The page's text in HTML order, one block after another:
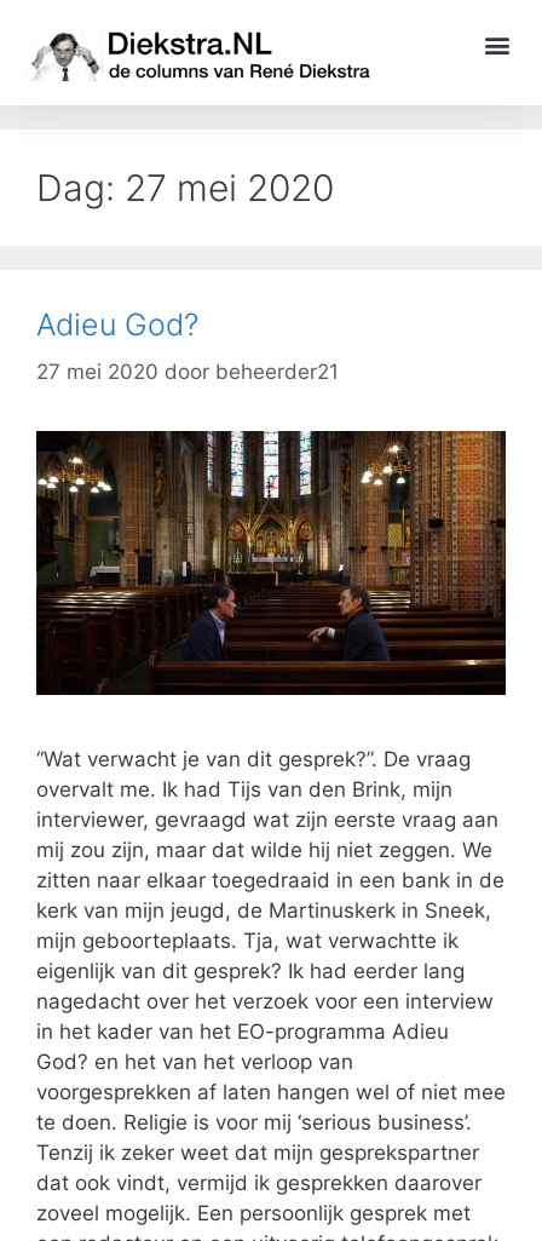
Dag: 27 mei 2020
Adieu God?
27 mei 2020 door beheerder21
“Wat verwacht je van dit gesprek?”. De vraag
overvalt me. Ik had Tijs van den Brink, mijn
interviewer, gevraagd wat zijn eerste vraag aan
mij zou zijn, maar dat wilde hij niet zeggen. We
zitten naar elkaar toegedraaid in een bank in de
kerk van mijn jeugd, de Martinuskerk in Sneek,
mijn geboorteplaats. Tja, wat verwachtte ik
eigenlijk van dit gesprek? Ik had eerder lang
nagedacht over het verzoek voor een interview
in het kader van het EO-programma Adieu
God? en het van het verloop van
voorgesprekken af laten hangen wel of niet mee
te doen. Religie is voor mij ‘serious business’.
Tenzij ik zeker weet dat mijn gesprekspartner
dat ook vindt, vermijd ik gesprekken daarover
zoveel mogelijk. Een persoonlijk gesprek met